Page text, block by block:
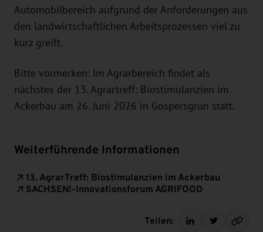
Automobilbereich aufgrund der Anforderungen aus
den landwirtschaftlichen Arbeitsprozessen viel zu
kurz greift.
Bitte vormerken: Im Agrarbereich findet als
nächstes der 13. Agrartreff: Biostimulanzien im
Ackerbau am 26. Juni 2026 in Gospersgrün statt.
Weiterführende Informationen
13. AgrarTreff: Biostimulanzien im Ackerbau
SACHSEN!-Innovationsforum AGRIFOOD
Teilen: